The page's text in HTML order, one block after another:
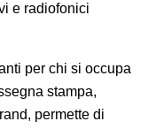
e radiofonici
per chi si occupa
stampa,
permette di